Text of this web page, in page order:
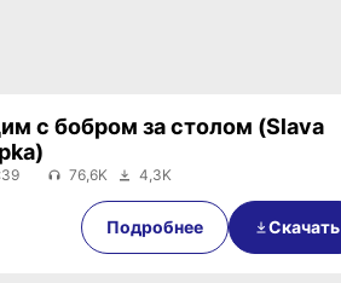
00:39
с бобром за столом (Slava
76,6K 4,3K
Подробнее Скачать